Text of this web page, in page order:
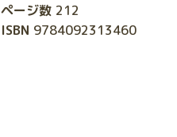
ページ数 212
ISBN 9784092313460